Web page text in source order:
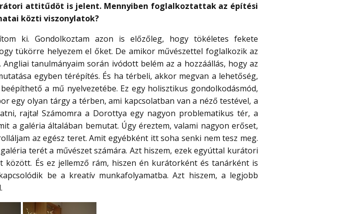
attitűdöt is jelent. Mennyiben foglalkoztattak az építési
közti viszonylatok?
ki. Gondolkoztam azon is előzőleg, hogy tökéletes fekete
tükörre helyezem el őket. De amikor művészettel foglalkozik az
tanulmányaim során ivódott belém az a hozzáállás, hogy az
egyben térépítés. És ha térbeli, akkor megvan a lehetőség,
a mű nyelvezetébe. Ez egy holisztikus gondolkodásmód,
egy olyan tárgy a térben, ami kapcsolatban van a néző testével, a
rajta! Számomra a Dorottya egy nagyon problematikus tér, a
a galéria általában bemutat. Úgy éreztem, valami nagyon erőset,
az egész teret. Amit egyébként itt soha senki nem tesz meg.
terét a művészet számára. Azt hiszem, ezek egyúttal kurátori
között. És ez jellemző rám, hiszen én kurátorként és tanárként is
be a kreatív munkafolyamatba. Azt hiszem, a legjobb